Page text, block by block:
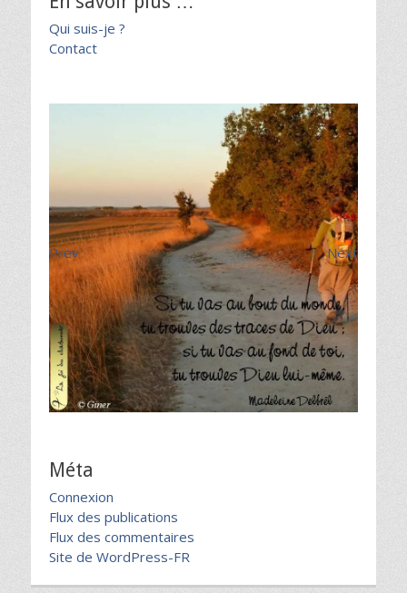
Qui suis-je ?
Contact
Prev Next
Méta
Connexion
Flux des publications
Flux des commentaires
Site de WordPress-FR